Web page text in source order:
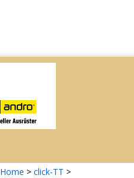
Home > click-TT >